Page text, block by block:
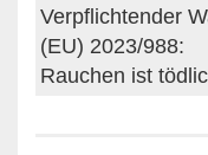
Verpflichtender
(EU) 2023/988:
Rauchen ist